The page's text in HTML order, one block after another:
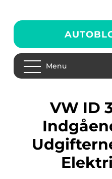
Menu
VW ID 3 Pris: En